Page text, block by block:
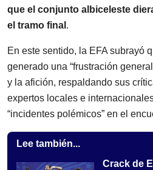
que el conjunto albiceleste
el tramo final .
En este sentido, la EFA subrayó
generado una “frustración
y la afición, respaldando sus
expertos locales e
“incidentes polémicos” en el
Lee también...
Crack de